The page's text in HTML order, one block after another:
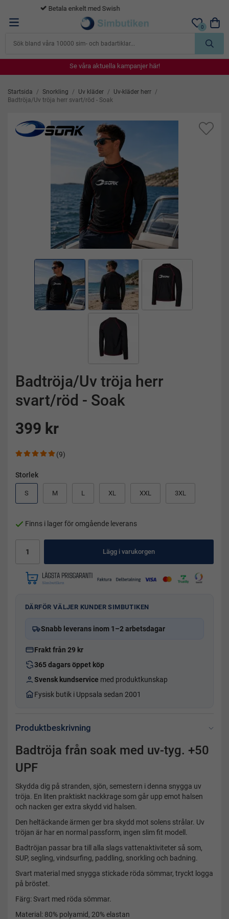
365 dagars öppet köp
0
Se våra aktuella kampanjer här!
Se våra aktuella kampanjer här!
Se våra aktuella kampanjer här!
Se våra aktuella kampanjer här!
Startsida / Snorkling / Uv kläder / Uv-kläder herr /
Badtröja/Uv tröja herr svart/röd - Soak
Badtröja/Uv tröja herr
svart/röd - Soak
399 kr
(9)
Storlek
S M L XL XXL 3XL
Finns i lager för omgående leverans
Lägg i varukorgen
DÄRFÖR VÄLJER KUNDER SIMBUTIKEN
Snabb leverans inom 1–2 arbetsdagar
Frakt från 29 kr
365 dagars öppet köp
Svensk kundservice med produktkunskap
Fysisk butik i Uppsala sedan 2001
Produktbeskrivning
Badtröja från soak med uv-tyg. +50
UPF
Skydda dig på stranden, sjön, semestern i denna snygga uv
tröja. En liten praktiskt nackkrage som går upp emot halsen
och nacken ger extra skydd vid halsen.
Den heltäckande ärmen ger bra skydd mot solens strålar. Uv
tröjan är har en normal passform, ingen slim fit modell.
Badtröjan passar bra till alla slags vattenaktiviteter så som,
SUP, segling, vindsurfing, paddling, snorkling och badning.
Svart material med snygga stickade röda sömmar, tryckt logga
på bröstet.
Färg: Svart med röda sömmar.
Material: 80% polyamid, 20% elastan